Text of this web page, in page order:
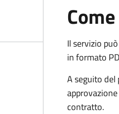
Il servizio
in formato
A seguito
contratto.